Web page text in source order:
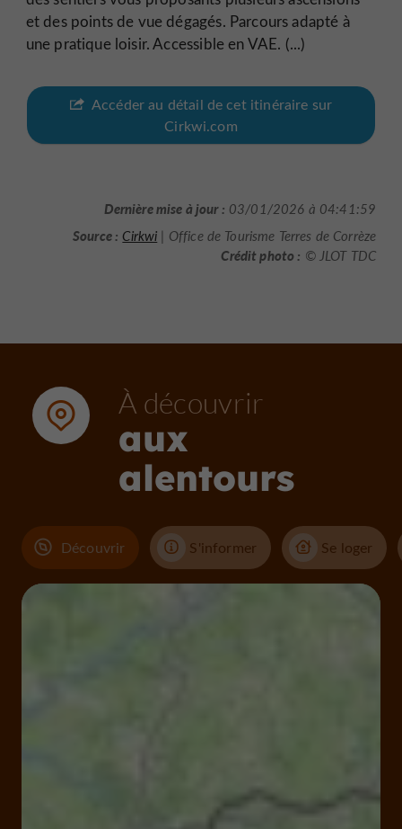
et des points de vue dégagés. Parcours adapté à
une pratique loisir. Accessible en VAE. (...)
Accéder au détail de cet itinéraire sur
Cirkwi.com
Dernière mise à jour : 03/01/2026 à 04:41:59
Source : Cirkwi | Office de Tourisme Terres de Corrèze
Crédit photo : © JLOT TDC
À découvrir
aux
alentours
Découvrir S'informer Se loger